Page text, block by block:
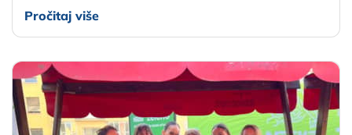
Pročitaj više